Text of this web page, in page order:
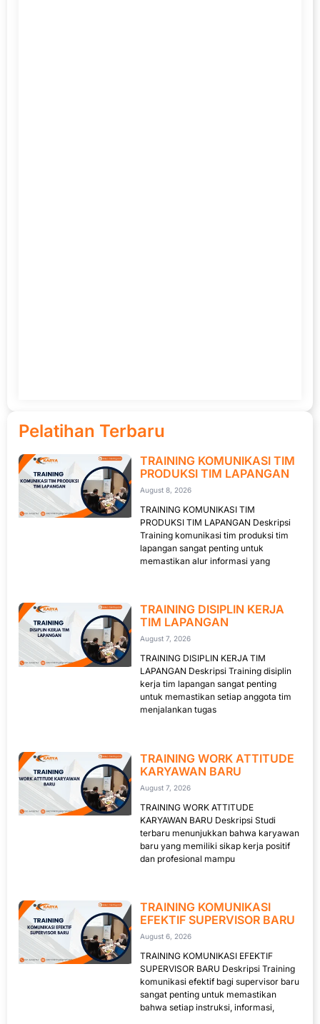
Pelatihan Terbaru
TRAINING KOMUNIKASI TIM
PRODUKSI TIM LAPANGAN
August 8, 2026
TRAINING KOMUNIKASI TIM
PRODUKSI TIM LAPANGAN Deskripsi
Training komunikasi tim produksi tim
lapangan sangat penting untuk
memastikan alur informasi yang
TRAINING DISIPLIN KERJA
TIM LAPANGAN
August 7, 2026
TRAINING DISIPLIN KERJA TIM
LAPANGAN Deskripsi Training disiplin
kerja tim lapangan sangat penting
untuk memastikan setiap anggota tim
menjalankan tugas
TRAINING WORK ATTITUDE
KARYAWAN BARU
August 7, 2026
TRAINING WORK ATTITUDE
KARYAWAN BARU Deskripsi Studi
terbaru menunjukkan bahwa karyawan
baru yang memiliki sikap kerja positif
dan profesional mampu
TRAINING KOMUNIKASI
EFEKTIF SUPERVISOR BARU
August 6, 2026
TRAINING KOMUNIKASI EFEKTIF
SUPERVISOR BARU Deskripsi Training
komunikasi efektif bagi supervisor baru
sangat penting untuk memastikan
bahwa setiap instruksi, informasi,